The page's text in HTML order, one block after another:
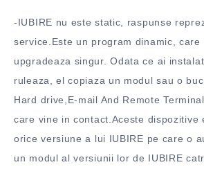
-IUBIRE nu este static, raspunse
service.Este un program dinamic,
upgradeaza singur. Odata ce ai
ruleaza, el copiaza un modul sau o
Hard drive,E-mail And Remote
care vine in contact.Aceste dispozitive
orice versiune a lui IUBIRE pe care o
un modul al versiunii lor de IUBIRE